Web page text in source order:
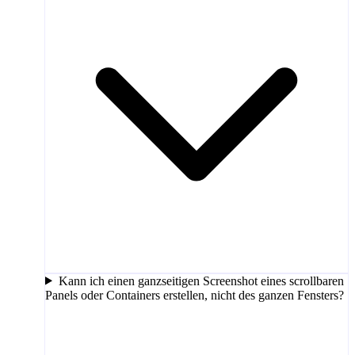
Kann ich einen ganzseitigen Screenshot eines scrollbaren
Panels oder Containers erstellen, nicht des ganzen Fensters?